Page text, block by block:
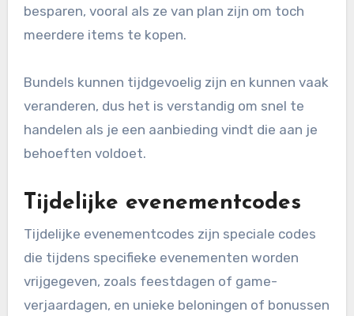
besparen, vooral als ze van plan zijn om toch
meerdere items te kopen.
Bundels kunnen tijdgevoelig zijn en kunnen vaak
veranderen, dus het is verstandig om snel te
handelen als je een aanbieding vindt die aan je
behoeften voldoet.
Tijdelijke evenementcodes
Tijdelijke evenementcodes zijn speciale codes
die tijdens specifieke evenementen worden
vrijgegeven, zoals feestdagen of game-
verjaardagen, en unieke beloningen of bonussen